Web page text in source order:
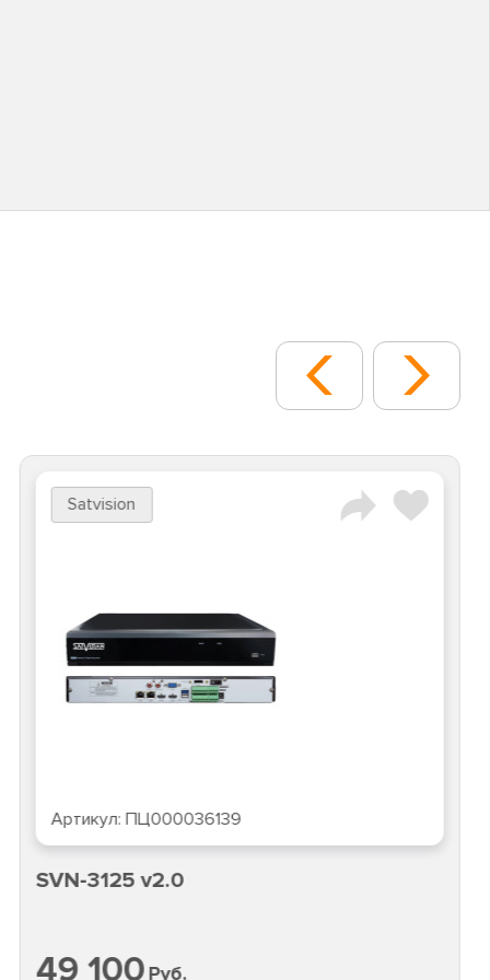
Satvision
Артикул: ПЦ000036139
SVN-3125 v2.0
49 100Руб.